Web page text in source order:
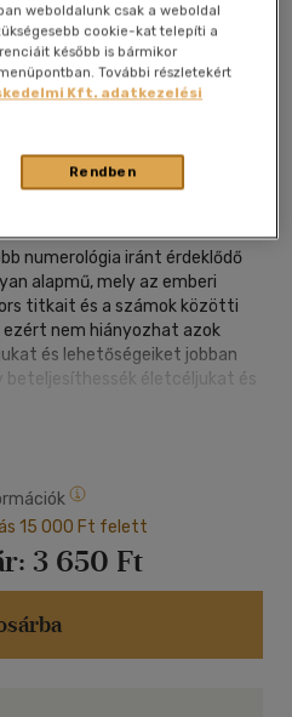
Megosztom
magyar nyelvű
numerológia iránt érdeklődő
alapmű, mely az emberi
titkait és a számok közötti
nem hiányozhat azok
és lehetőségeiket jobban
beteljesíthessék életcéljukat és
emelkedhessenek.
15 000 Ft felett
3 650 Ft
weboldalunk csak a weboldal
cookie-kat telepíti a
később is bármikor
További részletekért
Kft. adatkezelési
Rendben